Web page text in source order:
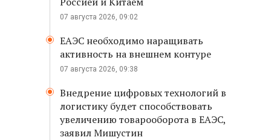
07 августа 2026, 09:02
ЕАЭС необходимо наращивать
активность на внешнем контуре
07 августа 2026, 09:38
Внедрение цифровых технологий в
логистику будет способствовать
увеличению товарооборота в ЕАЭС,
заявил Мишустин